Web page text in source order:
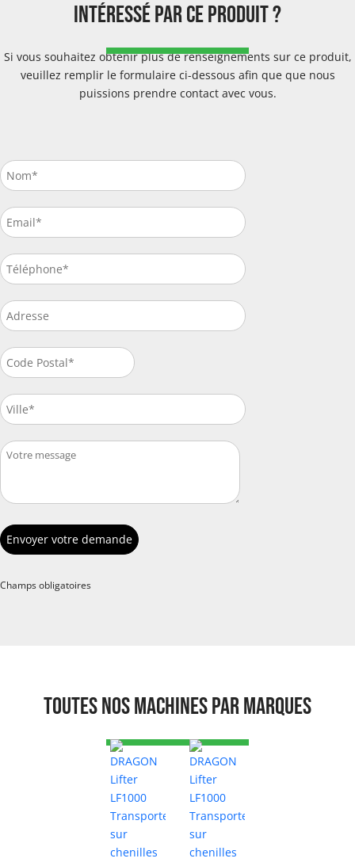
intéressé par ce produit ?
Si vous souhaitez obtenir plus de renseignements sur ce produit,
veuillez remplir le formulaire ci-dessous afin que que nous
puissions prendre contact avec vous.
Champs obligatoires
Toutes nos machines par marques